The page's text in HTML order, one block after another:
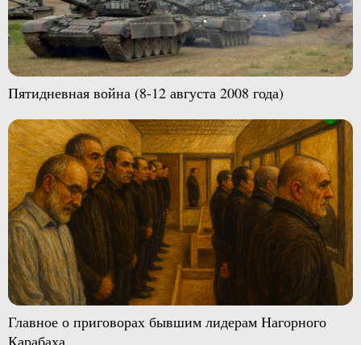
Пятидневная война (8-12 августа 2008 года)
Главное о приговорах бывшим лидерам Нагорного
Карабаха